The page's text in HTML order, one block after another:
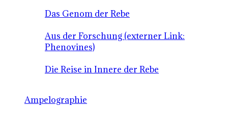
Das Genom der Rebe
Aus der Forschung (externer Link:
Phenovines)
Die Reise in Innere der Rebe
Ampelographie